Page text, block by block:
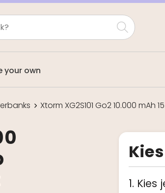
your own
Xtorm XG2S101 Go2 10.000
1.